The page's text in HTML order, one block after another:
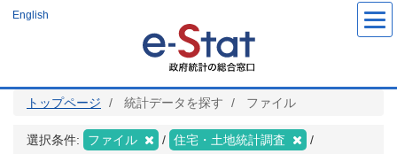
ツ
English
トップページ 統計データを探す ファイル
選択条件: ファイル 住宅・土地統計調査